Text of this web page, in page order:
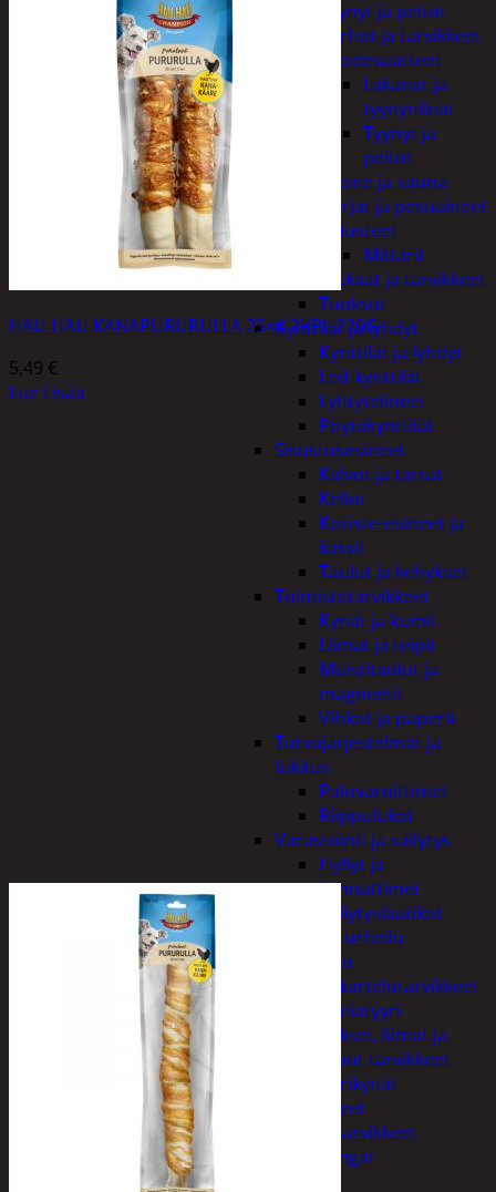
Tyynyt ja peitot
Verhot ja tarvikkeet
Vuodevaatteet
Lakanat ja
tyynynlinat
Tyynyt ja
peitot
Kylpyhuone ja sauna
Harjat ja pesuaineet
Kalusteet
Mittarit
Kiukaat ja tarvikkeet
Tuoksut
Kynttilät ja lyhdyt
Kynttilät ja lyhdyt
Led-kynttilät
Lyhtytelineet
Pöytäkynttilät
Sisustusesineet
Kalvot ja tarrat
Kellot
Koriste-esineet ja
kasvit
Taulut ja kehykset
Toimistotarvikkeet
Kynät ja kumit
Liimat ja teipit
Muistitaulut ja
magneetit
Vihkot ja paperit
Turvajärjestelmät ja
lukitus
Palovaroittimet
Riippulukot
Varastointi ja säilytys
Hyllyt ja -
kannattimet
Säilytyslaatikot
Vapaa-aika ja urheilu
Askartelu
Askartelutarvikkeet
Miniatyyri
Sakset, liimat ja
muut tarvikkeet
Värikynät
Harrasteet
Käsityötarvikkeet
Langat
HAU HAU KANAPURURULLA 25×4 2KPL 220G
5,49 €
Lue Lisää